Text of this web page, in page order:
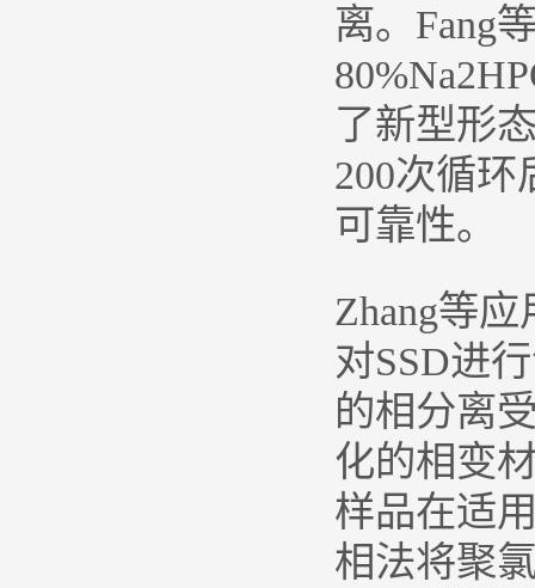
离。Fang
了新型形
200次循
可靠性。
Zhang等
对SSD进
的相分离
化的相变
样品在适
相法将聚